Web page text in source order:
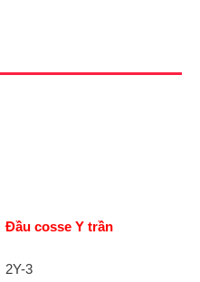
Đầu cosse Y trần
2Y-3